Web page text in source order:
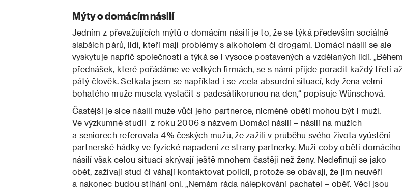
Mýty o domácím násilí
Jedním z převažujících mýtů o domácím násilí je to, že se týká především sociálně
slabších párů, lidí, kteří mají problémy s alkoholem či drogami. Domácí násilí se ale
vyskytuje napříč společností a týká se i vysoce postavených a vzdělaných lidí. „Během
přednášek, které pořádáme ve velkých firmách, se s námi přijde poradit každý třetí až
pátý člověk. Setkala jsem se například i se zcela absurdní situací, kdy žena velmi
bohatého muže musela vystačit s padesátikorunou na den,“ popisuje Wünschová.
Častější je sice násilí muže vůči jeho partnerce, nicméně obětí mohou být i muži.
Ve výzkumné studii z roku 2006 s názvem Domácí násilí – násilí na mužích
a seniorech referovala 4 % českých mužů, že zažili v průběhu svého života vyústění
partnerské hádky ve fyzické napadení ze strany partnerky. Muži coby oběti domácího
násilí však celou situaci skrývají ještě mnohem častěji než ženy. Nedefinují se jako
oběť, zažívají stud či váhají kontaktovat policii, protože se obávají, že jim neuvěří
a nakonec budou stíháni oni. „Nemám ráda nálepkování pachatel – oběť. Věci jsou